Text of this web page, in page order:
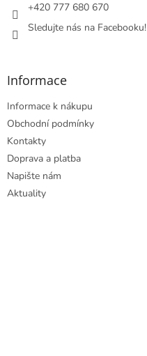
+420 777 680 670
Sledujte nás na Facebooku!
Informace
Informace k nákupu
Obchodní podmínky
Kontakty
Doprava a platba
Napište nám
Aktuality